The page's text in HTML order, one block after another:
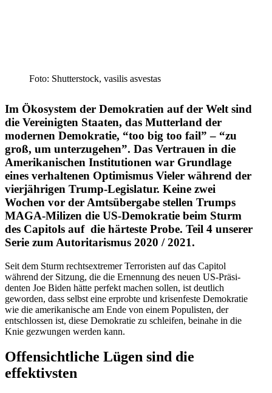
Foto: Shutter­stock, vasilis asvestas
Im Ökosystem der Demokratien auf der Welt sind
die Verei­nigten Staaten, das Mutterland der
modernen Demokratie, “too big too fail” – “zu
groß, um unter­zu­gehen”. Das Vertrauen in die
Ameri­ka­ni­schen Insti­tu­tionen war Grundlage
eines verhal­tenen Optimismus Vieler während der
vierjäh­rigen Trump-Legis­latur. Keine zwei
Wochen vor der Amtsübergabe stellen Trumps
MAGA-Milizen die US-Demokratie beim Sturm
des Capitols auf die härteste Probe. Teil 4 unserer
Serie zum Autori­ta­rismus 2020 /​ 2021.
Seit dem Sturm rechts­extremer Terro­risten auf das Capitol
während der Sitzung, die die Ernennung des neuen US-Präsi­
denten Joe Biden hätte perfekt machen sollen, ist deutlich
geworden, dass selbst eine erprobte und krisen­feste Demokratie
wie die ameri­ka­nische am Ende von einem Populisten, der
entschlossen ist, diese Demokratie zu schleifen, beinahe in die
Knie gezwungen werden kann.
Offen­sicht­liche Lügen sind die
effektivsten